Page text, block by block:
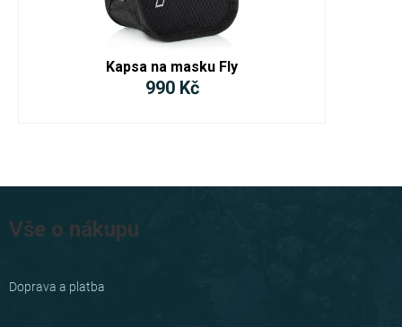
Kapsa na masku Fly
990 Kč
á
a
Vše o nákupu
Doprava a platba